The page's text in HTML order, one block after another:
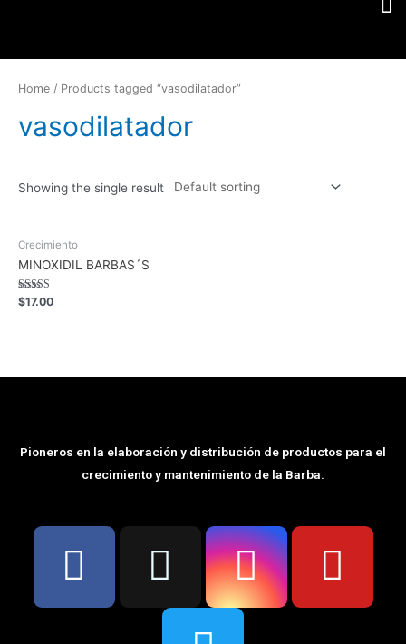
Home / Products tagged “vasodilatador”
vasodilatador
Showing the single result
Crecimiento
MINOXIDIL BARBAS´S
Rated
5.00
$17.00
Pioneros en la elaboración y distribución de productos para el
crecimiento y mantenimiento de la Barba.